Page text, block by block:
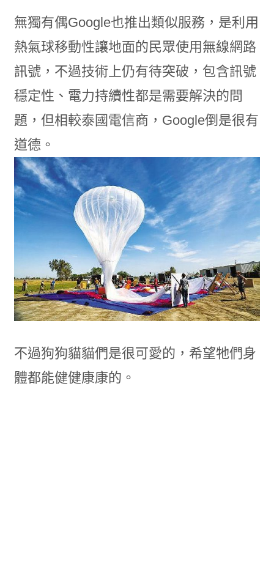
無獨有偶Google也推出類似服務，是利用
熱氣球移動性讓地面的民眾使用無線網路
訊號，不過技術上仍有待突破，包含訊號
穩定性、電力持續性都是需要解決的問
題，但相較泰國電信商，Google倒是很有
道德。
不過狗狗貓貓們是很可愛的，希望牠們身
體都能健健康康的。